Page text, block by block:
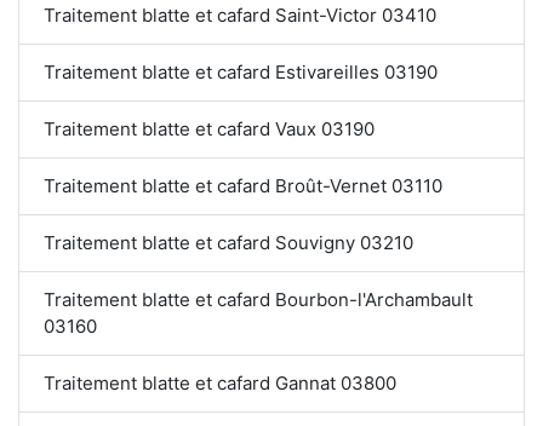
Traitement blatte et cafard Saint-Victor 03410
Traitement blatte et cafard Estivareilles 03190
Traitement blatte et cafard Vaux 03190
Traitement blatte et cafard Broût-Vernet 03110
Traitement blatte et cafard Souvigny 03210
Traitement blatte et cafard Bourbon-l'Archambault
03160
Traitement blatte et cafard Gannat 03800